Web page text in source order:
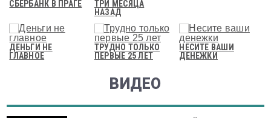
СБЕРБАНК В ПРАГЕ
ТРИ МЕСЯЦА
НАЗАД
ДЕНЬГИ НЕ
ГЛАВНОЕ
ТРУДНО ТОЛЬКО
ПЕРВЫЕ 25 ЛЕТ
НЕСИТЕ ВАШИ
ДЕНЕЖКИ
ВИДЕО